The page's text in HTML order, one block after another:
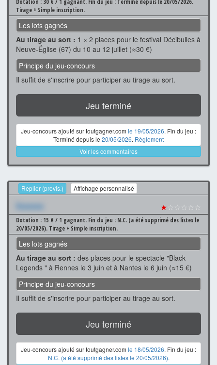
Dotation : 30 € / 1 gagnant. Fin du jeu : Terminé depuis le 20/05/2026.
Tirage + Simple inscription.
Les lots gagnés
Au tirage au sort : 1 × 2 places pour le festival Décibulles à
Neuve-Église (67) du 10 au 12 juillet (≈30 €)
Principe du jeu-concours
Il suffit de s'inscrire pour participer au tirage au sort.
Jeu terminé
Jeu-concours ajouté sur toutgagner.com le 19/05/2026. Fin du jeu :
Terminé depuis le 20/05/2026. Règlement
Voir les commentaires
Replier (provis.) Affichage personnalisé
Xxxxxxx ★☆☆☆☆☆
Dotation : 15 € / 1 gagnant. Fin du jeu : N.C. (a été supprimé des listes le
20/05/2026). Tirage + Simple inscription.
Les lots gagnés
Au tirage au sort : des places pour le spectacle "Black
Legends " à Rennes le 3 juin et à Nantes le 6 juin (≈15 €)
Principe du jeu-concours
Il suffit de s'inscrire pour participer au tirage au sort.
Jeu terminé
Jeu-concours ajouté sur toutgagner.com le 18/05/2026. Fin du jeu :
N.C. (a été supprimé des listes le 20/05/2026).